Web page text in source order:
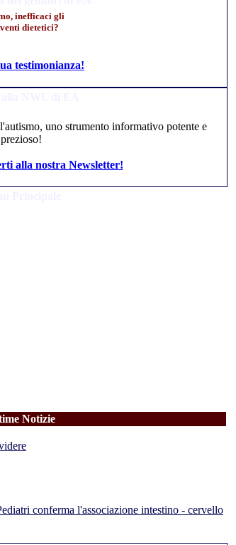
inefficaci gli
dietetici?
testimonianza!
uno strumento informativo potente e
prezioso!
alla nostra Newsletter!
Notizie
conferma l'associazione intestino - cervello